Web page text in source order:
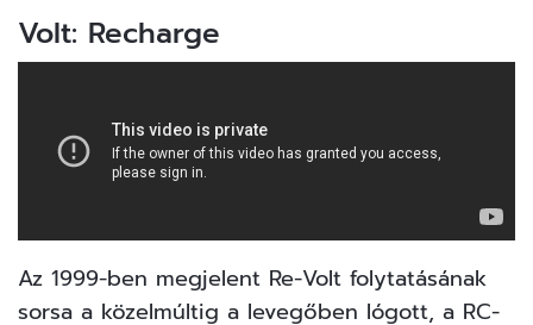
Volt: Recharge
Az 1999-ben megjelent Re-Volt folytatásának
sorsa a közelmúltig a levegőben lógott, a RC-